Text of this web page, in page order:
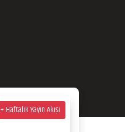
+ Haftalık Yayın Akışı